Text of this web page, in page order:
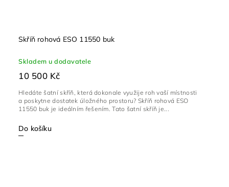
Skříň rohová ESO 11550 buk
Skladem u dodavatele
10 500 Kč
Do košíku
Hledáte šatní skříň, která dokonale využije roh vaší místnosti
a poskytne dostatek úložného prostoru? Skříň rohová ESO
11550 buk je ideálním řešením. Tato šatní skříň je...